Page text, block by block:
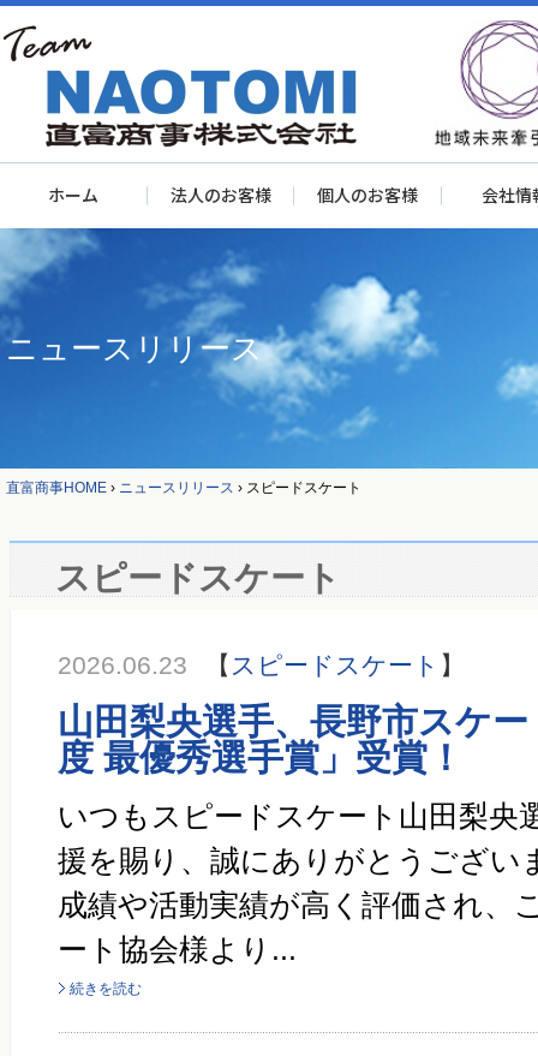
ホーム 法人のお客様 個人のお客様 会社情
ニュースリリース
直富商事HOME › ニュースリリース › スピードスケート
スピードスケート
2026.06.23 【スピードスケート 】
山田梨央選手、長野市スケ
度 最優秀選手賞」受賞！
いつもスピードスケート山田梨央
援を賜り、誠にありがとうござい
成績や活動実績が高く評価され、
ート協会様より...
続きを読む